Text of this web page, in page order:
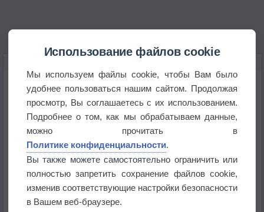
Космическая погода и транспорт
Приложение построит маршрут через тень
Атмосфера начала замерзать
В Приморье обнаружены морские волны тепла
Использование файлов cookie
Мы используем файлы cookie, чтобы Вам было
удобнее пользоваться нашим сайтом. Продолжая
просмотр, Вы соглашаетесь с их использованием.
Подробнее о том, как мы обрабатываем данные,
можно прочитать в
Политике конфиденциальности.
Вы также можете самостоятельно ограничить или
полностью запретить сохранение файлов cookie,
изменив соответствующие настройки безопасности
в Вашем веб-браузере.